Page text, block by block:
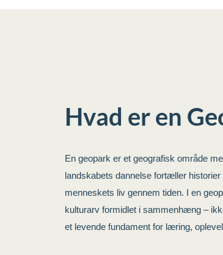
Hvad er en
En geopark er et geografisk område
landskabets dannelse fortæller
menneskets liv gennem tiden. I en
kulturarv formidlet i sammenhæng –
et levende fundament for læring,